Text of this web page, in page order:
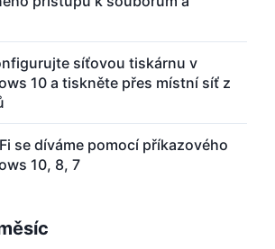
síťovou tiskárnu v
10 a tiskněte přes místní síť z
se díváme pomocí příkazového
10, 8, 7